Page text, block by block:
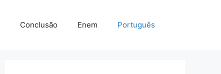
Conclusão Enem Português